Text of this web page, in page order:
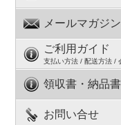
メールマガジ
ご利用ガイド
支払い方法 / 配送方法 /
領収書・納品
お問い合せ